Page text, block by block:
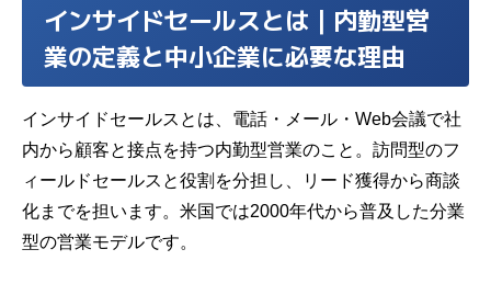
インサイドセールスとは｜内勤型営
業の定義と中小企業に必要な理由
インサイドセールスとは、電話・メール・Web会議で社
内から顧客と接点を持つ内勤型営業のこと。訪問型のフ
ィールドセールスと役割を分担し、リード獲得から商談
化までを担います。米国では2000年代から普及した分業
型の営業モデルです。